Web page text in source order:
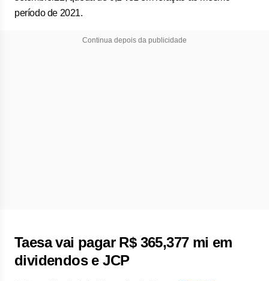
período de 2021.
Continua depois da publicidade
Taesa vai pagar R$ 365,377 mi em
dividendos e JCP